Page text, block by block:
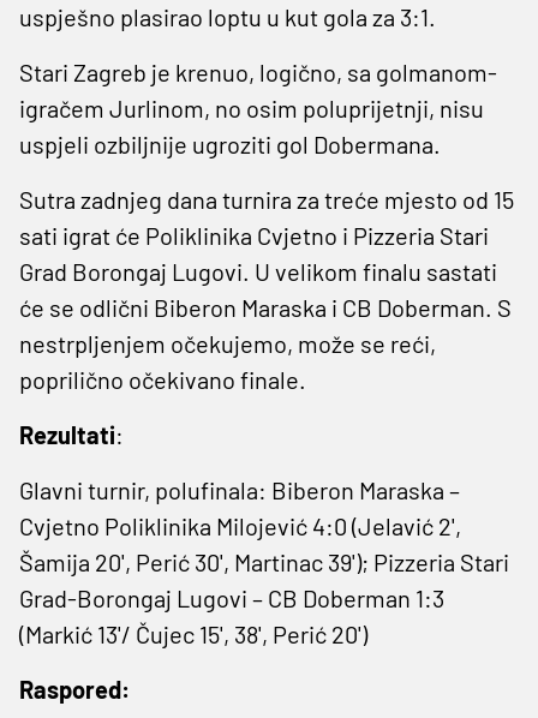
uspješno plasirao loptu u kut gola za 3:1.
Stari Zagreb je krenuo, logično, sa golmanom-
igračem Jurlinom, no osim poluprijetnji, nisu
uspjeli ozbiljnije ugroziti gol Dobermana.
Sutra zadnjeg dana turnira za treće mjesto od 15
sati igrat će Poliklinika Cvjetno i Pizzeria Stari
Grad Borongaj Lugovi. U velikom finalu sastati
će se odlični Biberon Maraska i CB Doberman. S
nestrpljenjem očekujemo, može se reći,
poprilično očekivano finale.
Rezultati:
Glavni turnir, polufinala: Biberon Maraska –
Cvjetno Poliklinika Milojević 4:0 (Jelavić 2',
Šamija 20', Perić 30', Martinac 39'); Pizzeria Stari
Grad-Borongaj Lugovi – CB Doberman 1:3
(Markić 13'/ Čujec 15', 38', Perić 20')
Raspored: